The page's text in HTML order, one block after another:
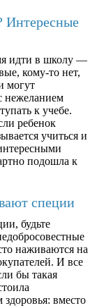
Интересные
идти в школу —
кому-то нет,
могут
нежеланием
к учебе.
ребенок
учиться и
подошла к
специи
будьте
наживаются на
И все
бы такая
здоровья: вместо